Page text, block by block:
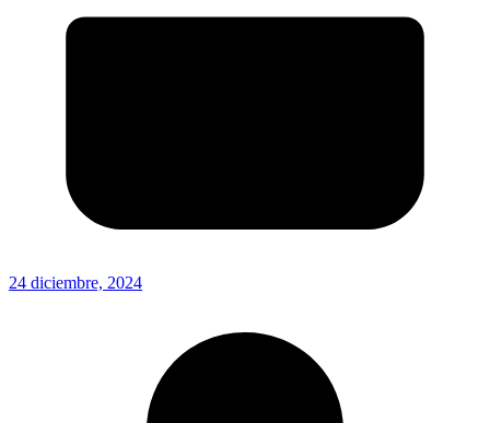
24 diciembre, 2024